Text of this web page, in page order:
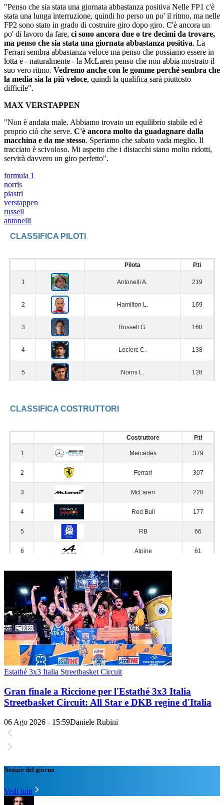
"Penso che sia stata una giornata abbastanza positiva Nelle FP1 c'è
stata una lunga interruzione, quindi ho perso un po' il ritmo, ma nelle
FP2 sono stato in grado di costruire giro dopo giro. C'è ancora un
po' di lavoro da fare, ci sono ancora due o tre decimi da trovare,
ma penso che sia stata una giornata abbastanza positiva. La
Ferrari sembra abbastanza veloce ma penso che possiamo essere in
lotta e - naturalmente - la McLaren penso che non abbia mostrato il
suo vero ritmo. Vedremo anche con le gomme perché sembra che
la media sia la più veloce, quindi la qualifica sarà piuttosto
difficile".
MAX VERSTAPPEN
"Non è andata male. Abbiamo trovato un equilibrio stabile ed è
proprio ciò che serve. C'è ancora molto da guadagnare dalla
macchina e da me stesso. Speriamo che sabato vada meglio. Il
tracciato è scivoloso. Mi aspetto che i distacchi siano molto ridotti,
servirà davvero un giro perfetto".
formula 1
norris
piastri
verstappen
russell
antonelli
Estathé 3x3 Italia Streetbasket Circuit
Gran finale a Riccione per l'Estathé 3x3 Italia
Streetbasket Circuit: All Star e DKB regine d'Italia
06 Ago 2026 - 15:59Daniele Rubini
Notizie del giorno
Vedi tutti